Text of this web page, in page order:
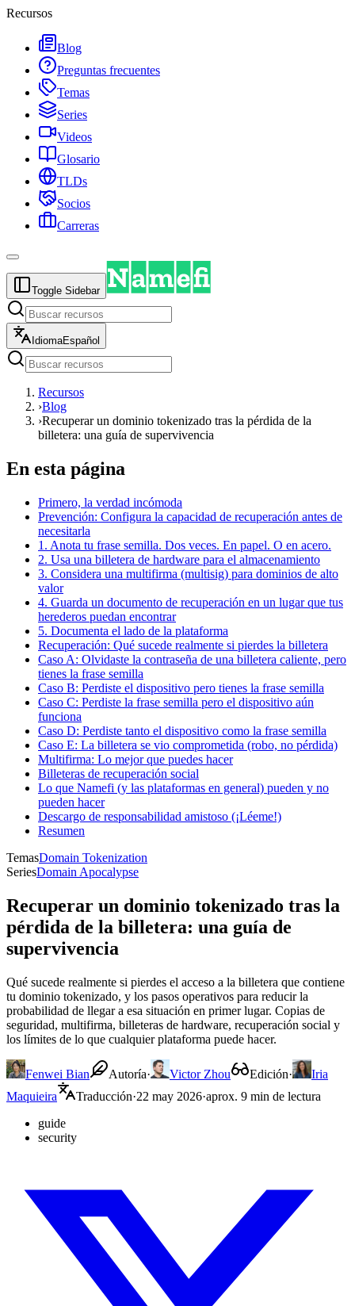
Recursos
Blog
Preguntas frecuentes
Temas
Series
Videos
Glosario
TLDs
Socios
Carreras
Toggle Sidebar
IdiomaEspañol
Recursos
›Blog
›Recuperar un dominio tokenizado tras la pérdida de la
billetera: una guía de supervivencia
En esta página
Primero, la verdad incómoda
Prevención: Configura la capacidad de recuperación antes de
necesitarla
1. Anota tu frase semilla. Dos veces. En papel. O en acero.
2. Usa una billetera de hardware para el almacenamiento
3. Considera una multifirma (multisig) para dominios de alto
valor
4. Guarda un documento de recuperación en un lugar que tus
herederos puedan encontrar
5. Documenta el lado de la plataforma
Recuperación: Qué sucede realmente si pierdes la billetera
Caso A: Olvidaste la contraseña de una billetera caliente, pero
tienes la frase semilla
Caso B: Perdiste el dispositivo pero tienes la frase semilla
Caso C: Perdiste la frase semilla pero el dispositivo aún
funciona
Caso D: Perdiste tanto el dispositivo como la frase semilla
Caso E: La billetera se vio comprometida (robo, no pérdida)
Multifirma: Lo mejor que puedes hacer
Billeteras de recuperación social
Lo que Namefi (y las plataformas en general) pueden y no
pueden hacer
Descargo de responsabilidad amistoso (¡Léeme!)
Resumen
TemasDomain Tokenization
SeriesDomain Apocalypse
Recuperar un dominio tokenizado tras la
pérdida de la billetera: una guía de
supervivencia
Qué sucede realmente si pierdes el acceso a la billetera que contiene
tu dominio tokenizado, y los pasos operativos para reducir la
probabilidad de llegar a esa situación en primer lugar. Copias de
seguridad, multifirma, billeteras de hardware, recuperación social y
los límites de lo que cualquier plataforma puede hacer.
Fenwei Bian Autoría· Victor Zhou Edición·
Iria
Maquieira
Traducción·22 may 2026·aprox. 9 min de lectura
guide
security